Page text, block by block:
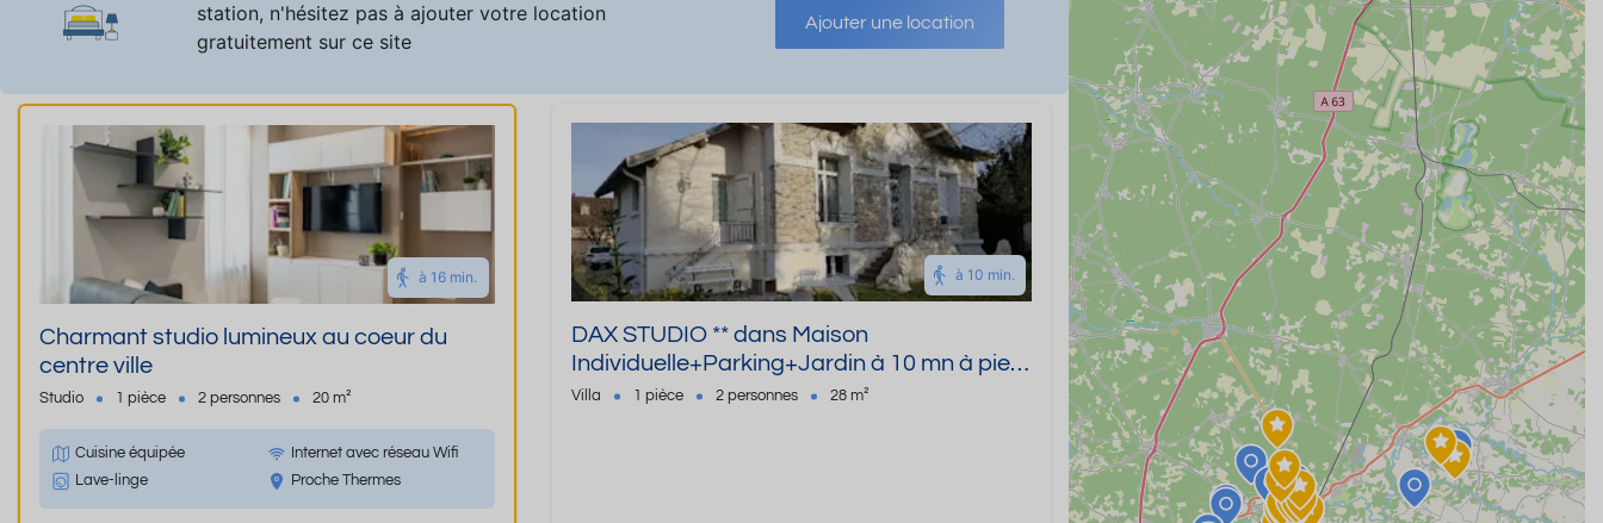
station, n'hésitez pas à ajouter votre location
gratuitement sur ce site
Ajouter une location
à 16 min.
Charmant studio lumineux au coeur du
centre ville
Studio 1 pièce 2 personnes 20 m²
Cuisine équipée
Internet avec réseau Wifi
Lave-linge
Proche Thermes
à 10 min.
DAX STUDIO ** dans Maison
Individuelle+Parking+Jardin à 10 mn à pied
des Thermes
Villa 1 pièce 2 personnes 28 m²